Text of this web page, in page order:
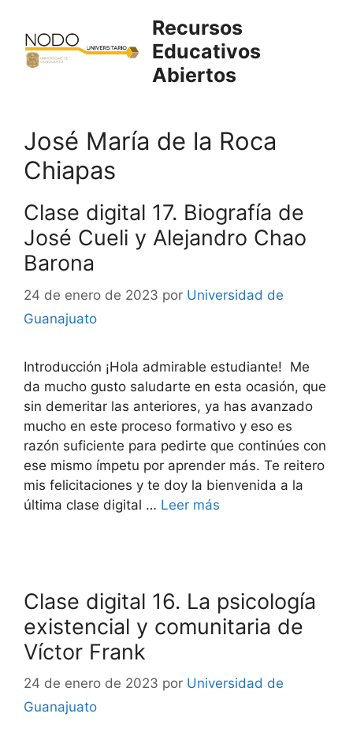
contenido
Recursos
Educativos
Abiertos
José María de la Roca
Chiapas
Clase digital 17. Biografía de
José Cueli y Alejandro Chao
Barona
24 de enero de 2023 por Universidad de
Guanajuato
Introducción ¡Hola admirable estudiante! Me
da mucho gusto saludarte en esta ocasión, que
sin demeritar las anteriores, ya has avanzado
mucho en este proceso formativo y eso es
razón suficiente para pedirte que continúes con
ese mismo ímpetu por aprender más. Te reitero
mis felicitaciones y te doy la bienvenida a la
última clase digital … Leer más
Clase digital 16. La psicología
existencial y comunitaria de
Víctor Frank
24 de enero de 2023 por Universidad de
Guanajuato